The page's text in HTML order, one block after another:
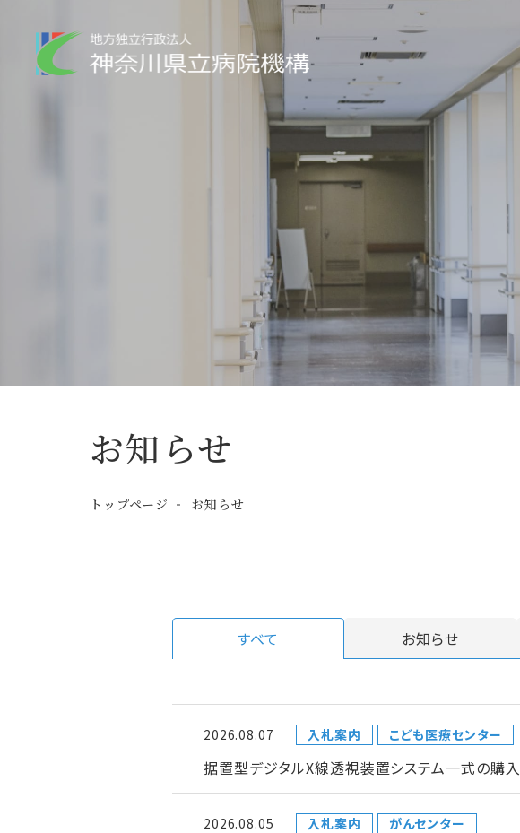
お知らせ
トップページ お知らせ
すべて お知らせ
2026.08.07 入札案内 こども医療センター
据置型デジタルX線透視装置システム一式の購入
2026.08.05 入札案内 がんセンター